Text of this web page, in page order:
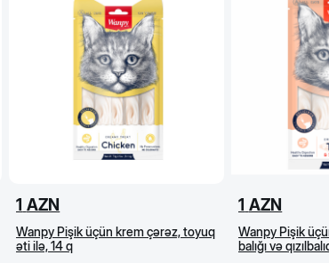
1 AZN
Wanpy Pişik üçün krem çərəz, toyuq
əti ilə, 14 q
1 AZN
Wanpy Pişik
balığı və